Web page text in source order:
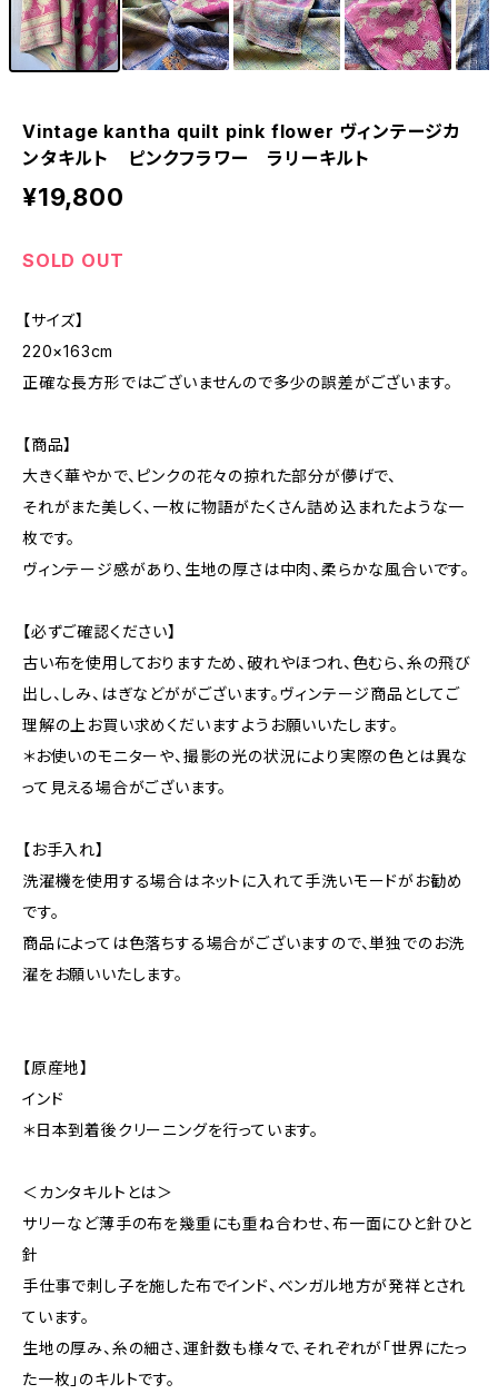
Vintage kantha quilt pink flower ヴィンテージカ
ンタキルト ピンクフラワー ラリーキルト
¥19,800
SOLD OUT
【サイズ】
220×163cm
正確な長方形ではございませんので多少の誤差がございます。
【商品】
大きく華やかで、ピンクの花々の掠れた部分が儚げで、
それがまた美しく、一枚に物語がたくさん詰め込まれたような一
枚です。
ヴィンテージ感があり、生地の厚さは中肉、柔らかな風合いです。
【必ずご確認ください】
古い布を使用しておりますため、破れやほつれ、色むら、糸の飛び
出し、しみ、はぎなどががございます。ヴィンテージ商品としてご
理解の上お買い求めくだいますようお願いいたします。
＊お使いのモニターや、撮影の光の状況により実際の色とは異な
って見える場合がございます。
【お手入れ】
洗濯機を使用する場合はネットに入れて手洗いモードがお勧め
です。
商品によっては色落ちする場合がございますので、単独でのお洗
濯をお願いいたします。
【原産地】
インド
＊日本到着後クリーニングを行っています。
＜カンタキルトとは＞
サリーなど薄手の布を幾重にも重ね合わせ、布一面にひと針ひと
針
手仕事で刺し子を施した布でインド、ベンガル地方が発祥とされ
ています。
生地の厚み、糸の細さ、運針数も様々で、それぞれが「世界にたっ
た一枚」のキルトです。